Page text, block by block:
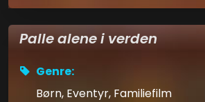
Palle alene i verden
Genre:
Børn, Eventyr, Familiefilm